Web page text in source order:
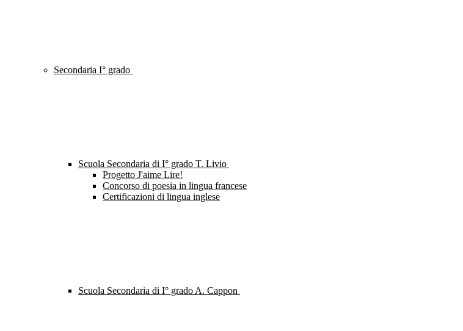
Secondaria I° grado
Scuola Secondaria di I° grado T. Livio
Progetto J'aime Lire!
Concorso di poesia in lingua francese
Certificazioni di lingua inglese
Scuola Secondaria di I° grado A. Cappon